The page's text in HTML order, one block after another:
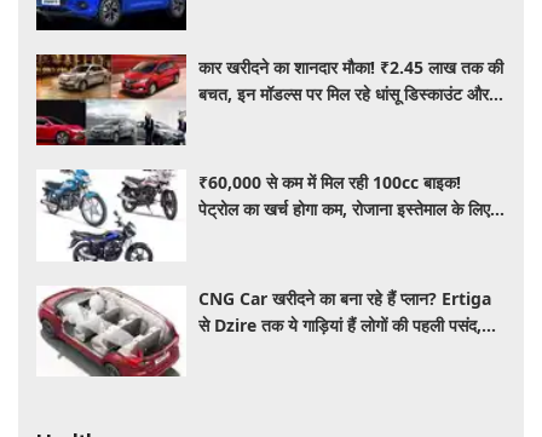
कार खरीदने का शानदार मौका! ₹2.45 लाख तक की
बचत, इन मॉडल्स पर मिल रहे धांसू डिस्काउंट और
₹60,000 से कम में मिल रही 100cc बाइक!
पेट्रोल का खर्च होगा कम, रोजाना इस्तेमाल के लिए है
CNG Car खरीदने का बना रहे हैं प्लान? Ertiga
से Dzire तक ये गाड़ियां हैं लोगों की पहली पसंद,